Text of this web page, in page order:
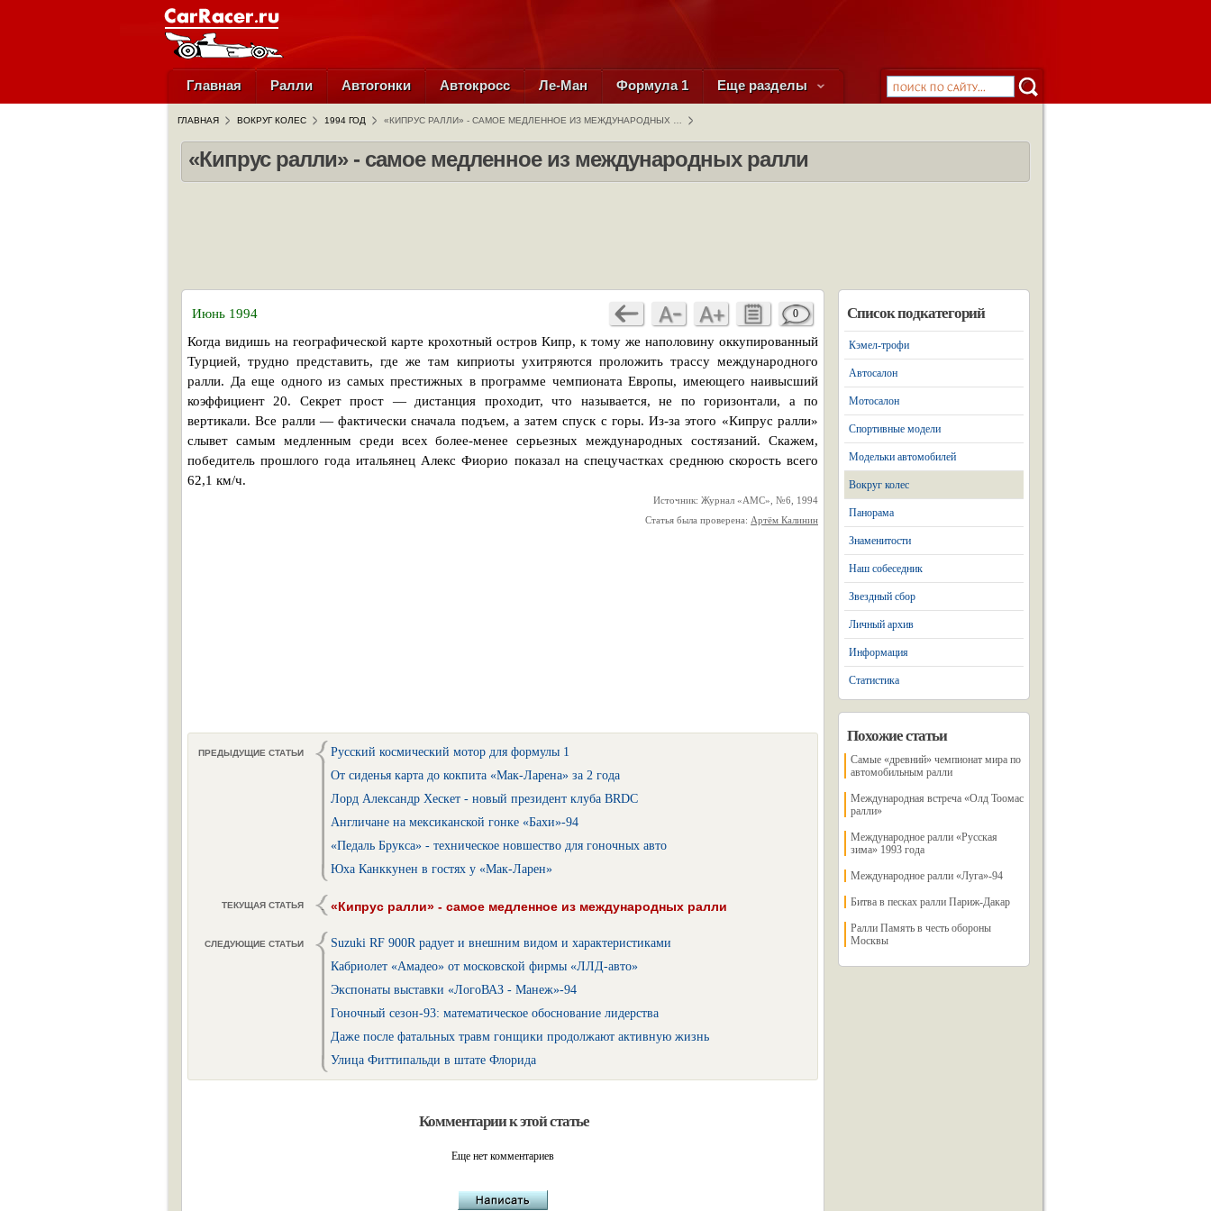
Главная Ралли Автогонки Автокросс Ле-Ман Формула 1 Еще разделы
ГЛАВНАЯ ВОКРУГ КОЛЕС 1994 ГОД «КИПРУС РАЛЛИ» - САМОЕ МЕДЛЕННОЕ ИЗ МЕЖДУНАРОДНЫХ …
«Кипрус ралли» - самое медленное из международных ралли
Июнь 1994 0
Когда видишь на географической карте крохотный остров Кипр, к тому же наполовину оккупированный
Турцией, трудно представить, где же там киприоты ухитряются проложить трассу международного
ралли. Да еще одного из самых престижных в программе чемпионата Европы, имеющего наивысший
коэффициент 20. Секрет прост — дистанция проходит, что называется, не по горизонтали, а по
вертикали. Все ралли — фактически сначала подъем, а затем спуск с горы. Из-за этого «Кипрус ралли»
слывет самым медленным среди всех более-менее серьезных международных состязаний. Скажем,
победитель прошлого года итальянец Алекс Фиорио показал на спецучастках среднюю скорость всего
62,1 км/ч.
Источник: Журнал «АМС», №6, 1994
Статья была проверена: Артём Калинин
ПРЕДЫДУЩИЕ СТАТЬИ
Русский космический мотор для формулы 1
От сиденья карта до кокпита «Мак-Ларена» за 2 года
Лорд Александр Хескет - новый президент клуба BRDC
Англичане на мексиканской гонке «Бахи»-94
«Педаль Брукса» - техническое новшество для гоночных авто
Юха Канккунен в гостях у «Мак-Ларен»
ТЕКУЩАЯ СТАТЬЯ «Кипрус ралли» - самое медленное из международных ралли
СЛЕДУЮЩИЕ СТАТЬИ
Suzuki RF 900R радует и внешним видом и характеристиками
Кабриолет «Амадео» от московской фирмы «ЛЛД-авто»
Экспонаты выставки «ЛогоВАЗ - Манеж»-94
Гоночный сезон-93: математическое обоснование лидерства
Даже после фатальных травм гонщики продолжают активную жизнь
Улица Фиттипальди в штате Флорида
Комментарии к этой статье
Еще нет комментариев
Список подкатегорий
Кэмел-трофи
Автосалон
Мотосалон
Спортивные модели
Модельки автомобилей
Вокруг колес
Панорама
Знаменитости
Наш собеседник
Звездный сбор
Личный архив
Информация
Статистика
Похожие статьи
Самые «древний» чемпионат мира по
автомобильным ралли
Международная встреча «Олд Тоомас
ралли»
Международное ралли «Русская
зима» 1993 года
Международное ралли «Луга»-94
Битва в песках ралли Париж-Дакар
Ралли Память в честь обороны
Москвы